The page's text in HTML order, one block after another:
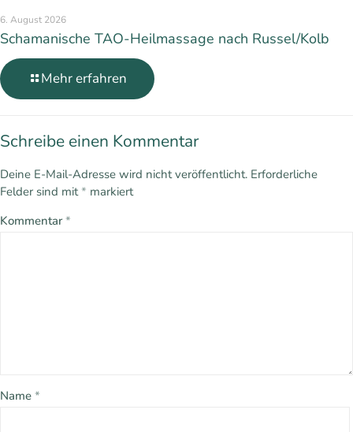
6. August 2026
Schamanische TAO-Heilmassage nach Russel/Kolb
Mehr erfahren
Schreibe einen Kommentar
Deine E-Mail-Adresse wird nicht veröffentlicht. Erforderliche
Felder sind mit * markiert
Kommentar *
Name *